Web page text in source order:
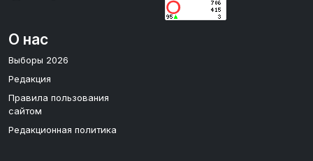
О нас
Выборы 2026
Редакция
Правила пользования
сайтом
Редакционная политика